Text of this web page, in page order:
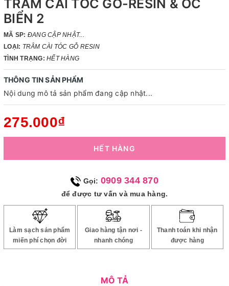
TRÂM CÀI TÓC GỖ-RESIN & ỐC
BIỂN 2
MÃ SP: ĐANG CẬP NHẬT...
LOẠI: TRÂM CÀI TÓC GỖ RESIN
TÌNH TRẠNG: HẾT HÀNG
THÔNG TIN SẢN PHẨM
Nội dung mô tả sản phẩm đang cập nhật...
275.000₫
HẾT HÀNG
Gọi: 0909 344 870
để được tư vấn và mua hàng.
Làm sạch sản phẩm
miến phí chọn đời
Giao hàng tận nơi -
nhanh chóng
Thanh toán khi nhận
được hàng
MÔ TẢ